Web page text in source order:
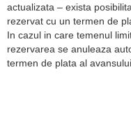
actualizata – exista
rezervat cu un termen de
In cazul in care temenul
rezervarea se anuleaza
termen de plata al